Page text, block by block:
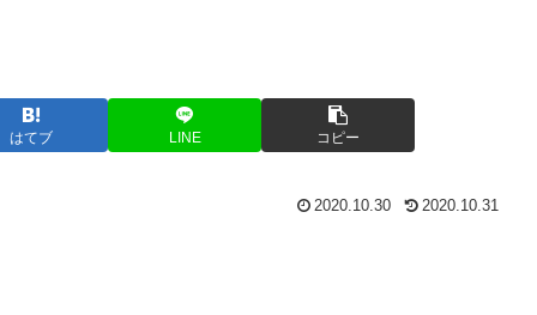
はてブ LINE コピー
2020.10.30 2020.10.31